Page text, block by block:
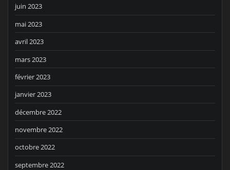
juin 2023
mai 2023
avril 2023
mars 2023
février 2023
janvier 2023
décembre 2022
novembre 2022
octobre 2022
septembre 2022